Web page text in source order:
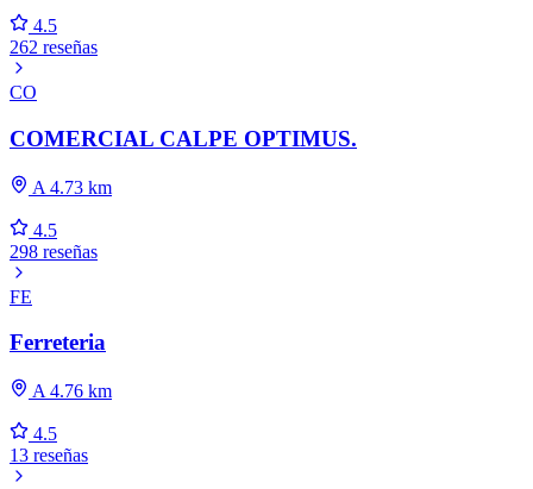
4.5
262 reseñas
CO
COMERCIAL CALPE OPTIMUS.
A 4.73 km
4.5
298 reseñas
FE
Ferreteria
A 4.76 km
4.5
13 reseñas